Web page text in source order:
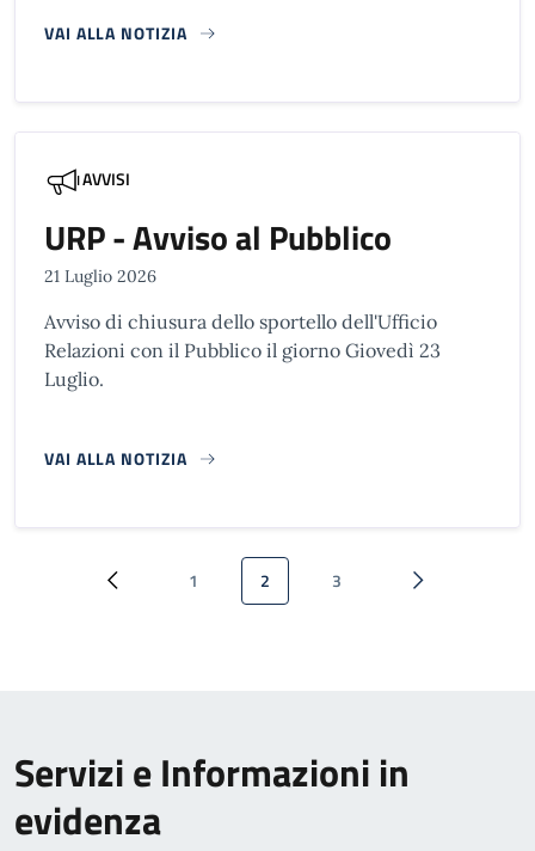
VAI ALLA NOTIZIA
AVVISI
URP - Avviso al Pubblico
21 Luglio 2026
Avviso di chiusura dello sportello dell'Ufficio
Relazioni con il Pubblico il giorno Giovedì 23
Luglio.
VAI ALLA NOTIZIA
Paginazione
Pagina precedente
Pagina
1 Pagina attuale
2 Pagina
3 Pagina
Servizi e Informazioni in
evidenza